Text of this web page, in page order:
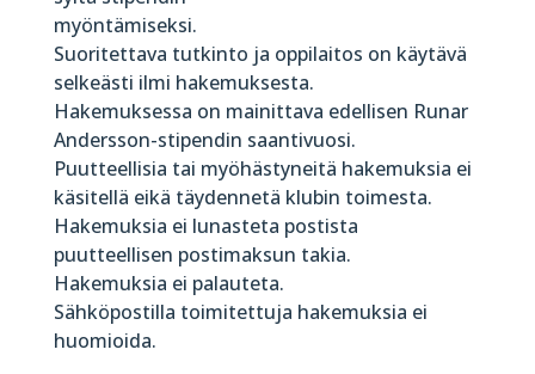
myöntämiseksi.
Suoritettava tutkinto ja oppilaitos on käytävä
selkeästi ilmi hakemuksesta.
Hakemuksessa on mainittava edellisen Runar
Andersson-stipendin saantivuosi.
Puutteellisia tai myöhästyneitä hakemuksia ei
käsitellä eikä täydennetä klubin toimesta.
Hakemuksia ei lunasteta postista
puutteellisen postimaksun takia.
Hakemuksia ei palauteta.
Sähköpostilla toimitettuja hakemuksia ei
huomioida.